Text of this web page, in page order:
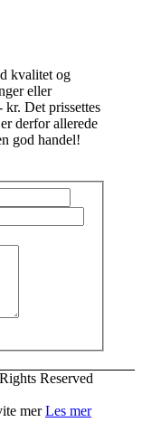
kvalitet og
eller
Det prissettes
derfor allerede
god handel!
Reserved
mer Les mer